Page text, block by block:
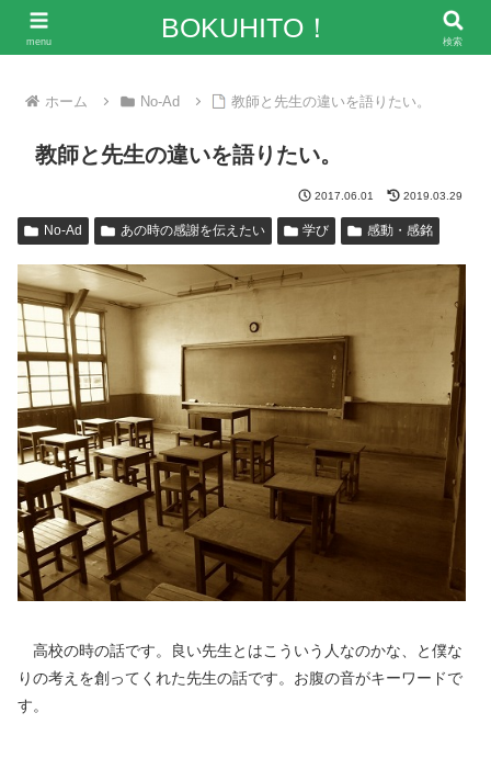
ホーム No-Ad 教師と先生の違いを語りたい。
教師と先生の違いを語りたい。
2017.06.01 2019.03.29
No-Ad あの時の感謝を伝えたい 学び 感動・感銘
高校の時の話です。良い先生とはこういう人なのかな、と僕な
りの考えを創ってくれた先生の話です。お腹の音がキーワードで
す。
menu BOKUHITO！ 検索